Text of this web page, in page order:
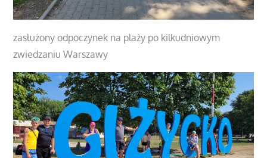
zasłużony odpoczynek na plaży po kilkudniowym
zwiedzaniu Warszawy